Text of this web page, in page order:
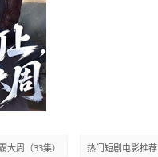
大周（33集） 热门短剧电影推荐